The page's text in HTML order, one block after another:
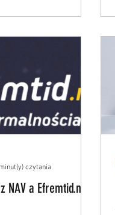
a Efremtid.no
czytania